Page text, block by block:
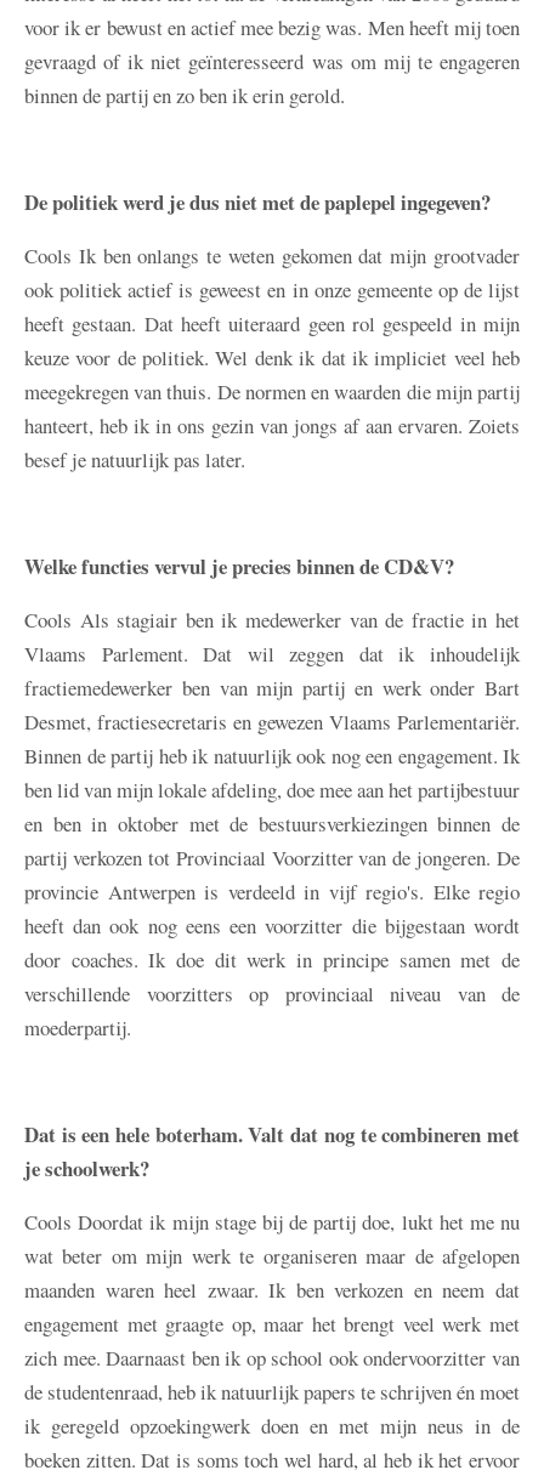
voor ik er bewust en actief mee bezig was. Men heeft mij toen
gevraagd of ik niet geïnteresseerd was om mij te engageren
binnen de partij en zo ben ik erin gerold.
De politiek werd je dus niet met de paplepel ingegeven?
Cools Ik ben onlangs te weten gekomen dat mijn grootvader
ook politiek actief is geweest en in onze gemeente op de lijst
heeft gestaan. Dat heeft uiteraard geen rol gespeeld in mijn
keuze voor de politiek. Wel denk ik dat ik impliciet veel heb
meegekregen van thuis. De normen en waarden die mijn partij
hanteert, heb ik in ons gezin van jongs af aan ervaren. Zoiets
besef je natuurlijk pas later.
Welke functies vervul je precies binnen de CD&V?
Cools Als stagiair ben ik medewerker van de fractie in het
Vlaams Parlement. Dat wil zeggen dat ik inhoudelijk
fractiemedewerker ben van mijn partij en werk onder Bart
Desmet, fractiesecretaris en gewezen Vlaams Parlementariër.
Binnen de partij heb ik natuurlijk ook nog een engagement. Ik
ben lid van mijn lokale afdeling, doe mee aan het partijbestuur
en ben in oktober met de bestuursverkiezingen binnen de
partij verkozen tot Provinciaal Voorzitter van de jongeren. De
provincie Antwerpen is verdeeld in vijf regio's. Elke regio
heeft dan ook nog eens een voorzitter die bijgestaan wordt
door coaches. Ik doe dit werk in principe samen met de
verschillende voorzitters op provinciaal niveau van de
moederpartij.
Dat is een hele boterham. Valt dat nog te combineren met
je schoolwerk?
Cools Doordat ik mijn stage bij de partij doe, lukt het me nu
wat beter om mijn werk te organiseren maar de afgelopen
maanden waren heel zwaar. Ik ben verkozen en neem dat
engagement met graagte op, maar het brengt veel werk met
zich mee. Daarnaast ben ik op school ook ondervoorzitter van
de studentenraad, heb ik natuurlijk papers te schrijven én moet
ik geregeld opzoekingwerk doen en met mijn neus in de
boeken zitten. Dat is soms toch wel hard, al heb ik het ervoor